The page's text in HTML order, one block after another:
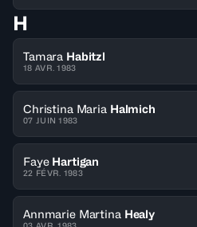
H
Tamara Habitzl
18 AVR. 1983
Christina Maria Halmich
07 JUIN 1983
Faye Hartigan
22 FÉVR. 1983
Annmarie Martina Healy